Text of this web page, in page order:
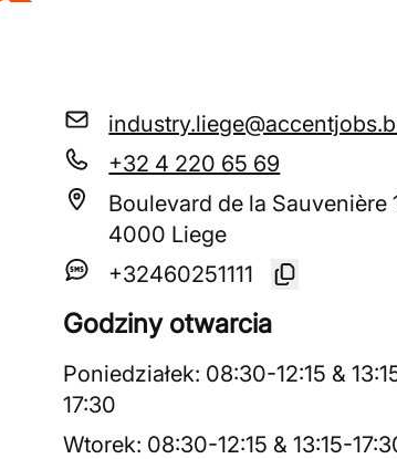
+32 4 220 65 69
Boulevard de la Sauvenière
4000 Liege
+32460251111
Godziny otwarcia
Poniedziałek: 08:30-12:15 &
17:30
Wtorek: 08:30-12:15 &13:15-